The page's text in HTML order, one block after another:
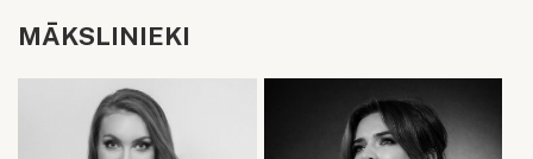
MĀKSLINIEKI